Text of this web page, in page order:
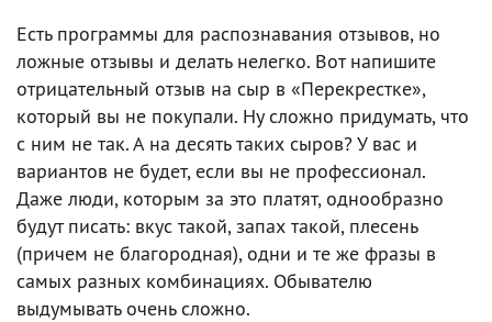
Есть программы для распознавания отзывов, но
ложные отзывы и делать нелегко. Вот напишите
отрицательный отзыв на сыр в «Перекрестке»,
который вы не покупали. Ну сложно придумать, что
с ним не так. А на десять таких сыров? У вас и
вариантов не будет, если вы не профессионал.
Даже люди, которым за это платят, однообразно
будут писать: вкус такой, запах такой, плесень
(причем не благородная), одни и те же фразы в
самых разных комбинациях. Обывателю
выдумывать очень сложно.